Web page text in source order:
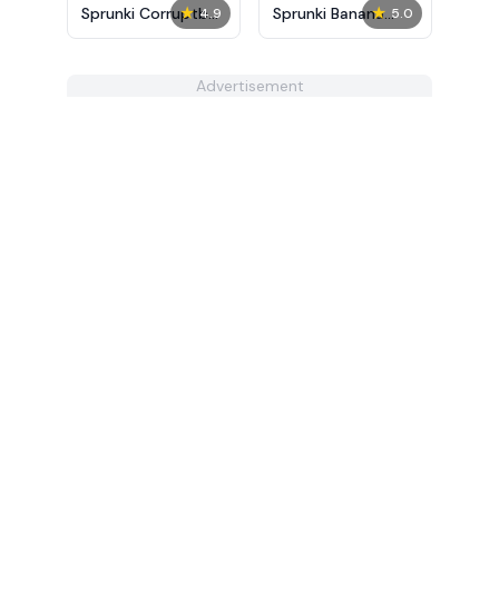
★ 4.9
Sprunki Corruptbox
2
★ 5.0
Sprunki Banana
Porridge Remix
Advertisement